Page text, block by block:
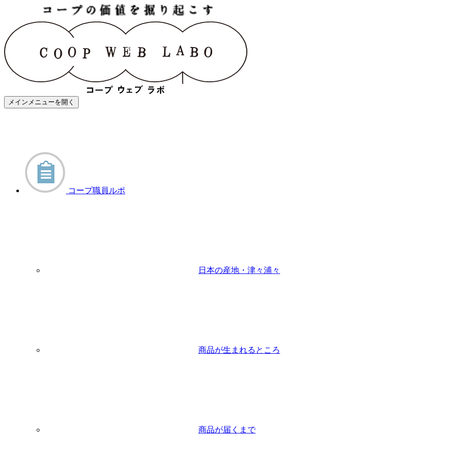
メインメニューを開く
コープ職員ルポ
日本の産地・津々浦々
商品が生まれるところ
商品が届くまで